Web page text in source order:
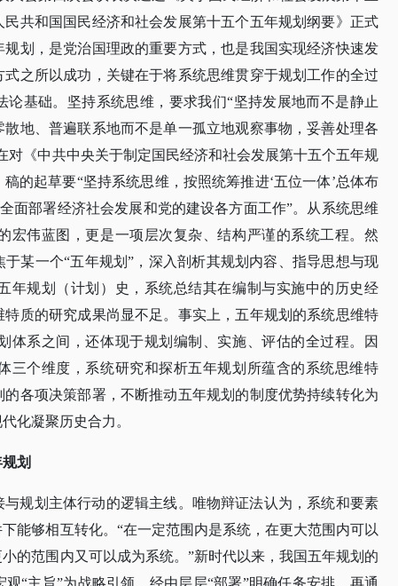
共和国国民经济和社会发展第十五个五年规划纲要》正式
划，是党治国理政的重要方式，也是我国实现经济快速发
之所以成功，关键在于将系统思维贯穿于规划工作的全过
基础。坚持系统思维，要求我们“坚持发展地而不是静止
地、普遍联系地而不是单一孤立地观察事物，妥善处理各
对《中共中央关于制定国民经济和社会发展第十五个五年规
的起草要“坚持系统思维，按照统筹推进‘五位一体’总体布
面部署经济社会发展和党的建设各方面工作”。从系统思维
宏伟蓝图，更是一项层次复杂、结构严谨的系统工程。然
某一个“五年规划”，深入剖析其规划内容、指导思想与现
年规划（计划）史，系统总结其在编制与实施中的历史经
质的研究成果尚显不足。事实上，五年规划的系统思维特
体系之间，还体现于规划编制、实施、评估的全过程。因
三个维度，系统研究和探析五年规划所蕴含的系统思维特
各项决策部署，不断推动五年规划的制度优势持续转化为
化凝聚历史合力。
划
规划主体行动的逻辑主线。唯物辩证法认为，系统和要素
能够相互转化。 “在一定范围内是系统，在更大范围内可以
的范围内又可以成为系统。”新时代以来，我国五年规划的
“主旨”为战略引领，经由层层“部署”明确任务安排，再通